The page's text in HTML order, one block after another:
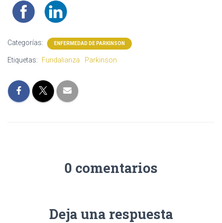
Categorías: ENFERMEDAD DE PARKINSON
Etiquetas: Fundalianza Parkinson
0 comentarios
Deja una respuesta